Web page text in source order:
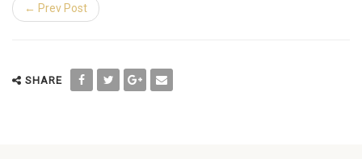
← Prev Post
SHARE